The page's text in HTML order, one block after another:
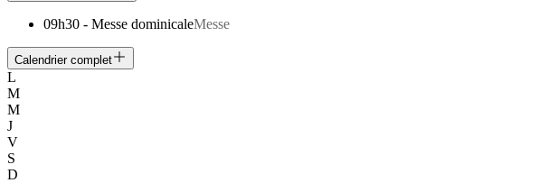
09h30 - Messe dominicaleMesse
Calendrier complet
L
M
M
J
V
S
D